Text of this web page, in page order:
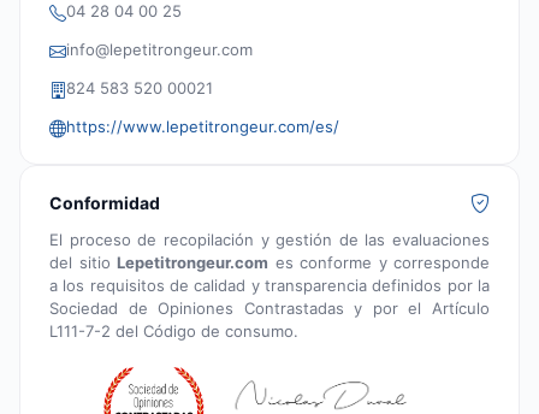
04 28 04 00 25
info@lepetitrongeur.com
824 583 520 00021
https://www.lepetitrongeur.com/es/
Conformidad
El proceso de recopilación y gestión de las evaluaciones
del sitio Lepetitrongeur.com es conforme y corresponde
a los requisitos de calidad y transparencia definidos por la
Sociedad de Opiniones Contrastadas y por el Artículo
L111-7-2 del Código de consumo.